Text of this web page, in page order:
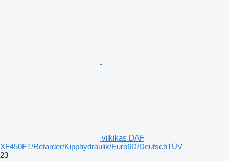
vilkikas DAF
XF450FT/Retarder/Kipphydraulik/Euro6D/DeutschTÜV
23